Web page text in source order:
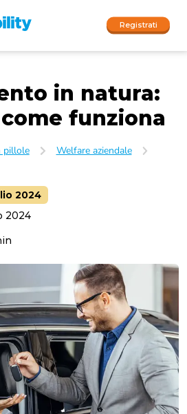
Registrati
in natura:
come funziona
pillole
Welfare aziendale
2024
2024